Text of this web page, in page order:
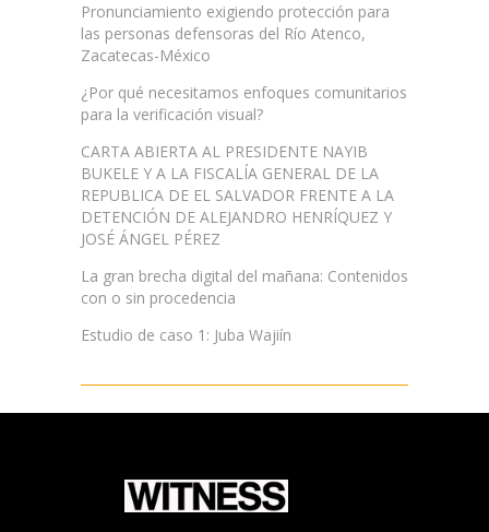
Pronunciamiento exigiendo protección para
las personas defensoras del Río Atenco,
Zacatecas-México
¿Por qué necesitamos enfoques comunitarios
para la verificación visual?
CARTA ABIERTA AL PRESIDENTE NAYIB
BUKELE Y A LA FISCALÍA GENERAL DE LA
REPUBLICA DE EL SALVADOR FRENTE A LA
DETENCIÓN DE ALEJANDRO HENRÍQUEZ Y
JOSÉ ÁNGEL PÉREZ
La gran brecha digital del mañana: Contenidos
con o sin procedencia
Estudio de caso 1: Juba Wajiín